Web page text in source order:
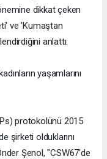
dikkat çeken
ve 'Kumaştan
anlattı.
yaşamlarını
protokolünü 2015
şirketi olduklarını
Şenol, "CSW67'de